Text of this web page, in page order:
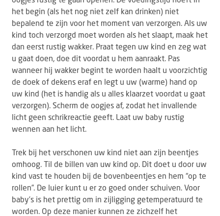
het begin (als het nog niet zelf kan drinken) niet
bepalend te zijn voor het moment van verzorgen. Als uw
kind toch verzorgd moet worden als het slaapt, maak het
dan eerst rustig wakker. Praat tegen uw kind en zeg wat
u gaat doen, doe dit voordat u hem aanraakt. Pas
wanneer hij wakker begint te worden haalt u voorzichtig
de doek of dekens eraf en legt u uw (warme) hand op
uw kind (het is handig als u alles klaarzet voordat u gaat
verzorgen). Scherm de oogjes af, zodat het invallende
licht geen schrikreactie geeft. Laat uw baby rustig
wennen aan het licht.
Trek bij het verschonen uw kind niet aan zijn beentjes
omhoog. Til de billen van uw kind op. Dit doet u door uw
kind vast te houden bij de bovenbeentjes en hem “op te
rollen”. De luier kunt u er zo goed onder schuiven. Voor
baby’s is het prettig om in zijligging getemperatuurd te
worden. Op deze manier kunnen ze zichzelf het